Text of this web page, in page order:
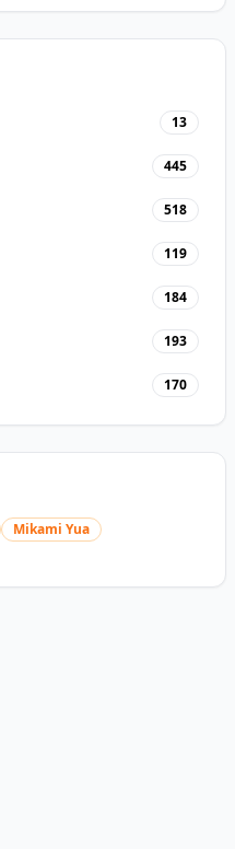
13
445
518
119
184
193
170
Mikami Yua